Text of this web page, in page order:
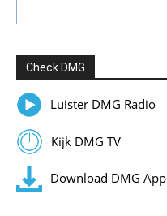
Check DMG
Luister DMG Radio
Kijk DMG TV
Download DMG App